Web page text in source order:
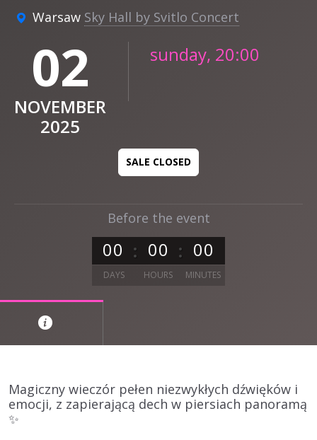
Before the event
00 00 00
DAYS HOURS MINUTES
Warsaw Sky Hall by Svitlo Concert
02
NOVEMBER
2025
sunday, 20:00
SALE CLOSED
Magiczny wieczór pełen niezwykłych dźwięków i
emocji, z zapierającą dech w piersiach panoramą
✨